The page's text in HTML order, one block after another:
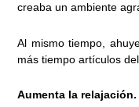
creaba un ambiente
Al mismo tiempo,
más tiempo artículos
Aumenta la relajación.